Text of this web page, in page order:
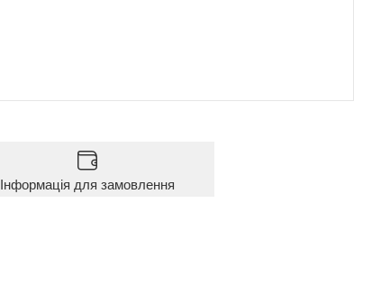
Інформація для замовлення